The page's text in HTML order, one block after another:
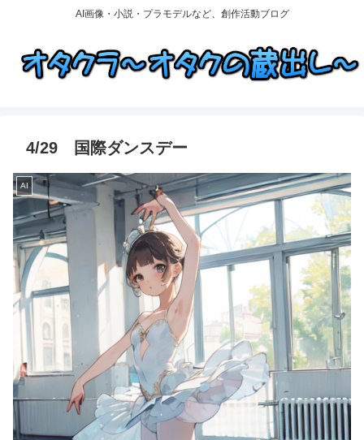
AI画像・小説・プラモデルなど、創作活動ブログ
4/29 国際ダンスデー
AI